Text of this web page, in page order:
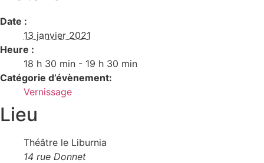
Date :
13 janvier 2021
Heure :
18 h 30 min - 19 h 30 min
Catégorie d’évènement:
Vernissage
Lieu
Théâtre le Liburnia
14 rue Donnet